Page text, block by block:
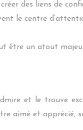
des liens de
le centre
être un atout
et le trouve
aimé et apprécié,